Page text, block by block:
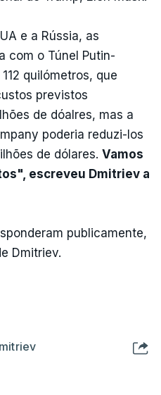
e a Rússia, as
com o Túnel Putin-
quilómetros, que
previstos
de dóalres, mas a
poderia reduzi-los
de dólares. Vamos
escreveu Dmitriev a
publicamente,
Dmitriev.